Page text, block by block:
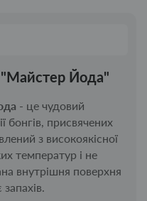
"Майстер Йода"
- це чудовий
бонгів, присвячених
з високоякісної
температур і не
внутрішня поверхня